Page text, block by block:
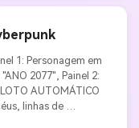
1: Personagem em
2077", Painel 2:
AUTOMÁTICO
linhas de
placa gigante